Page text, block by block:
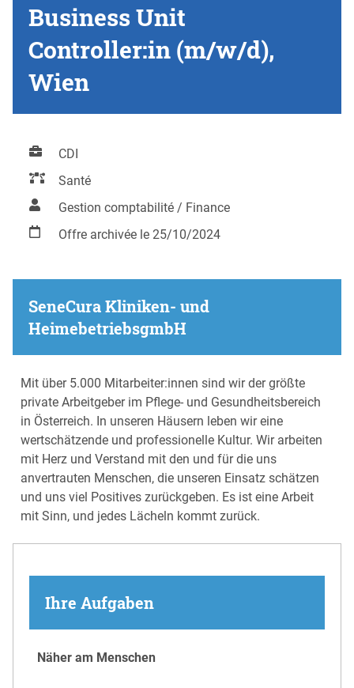
Business Unit
Controller:in (m/w/d),
Wien
CDI
Santé
Gestion comptabilité / Finance
Offre archivée le 25/10/2024
SeneCura Kliniken- und
HeimebetriebsgmbH
Mit über 5.000 Mitarbeiter:innen sind wir der größte
private Arbeitgeber im Pflege- und Gesundheitsbereich
in Österreich. In unseren Häusern leben wir eine
wertschätzende und professionelle Kultur. Wir arbeiten
mit Herz und Verstand mit den und für die uns
anvertrauten Menschen, die unseren Einsatz schätzen
und uns viel Positives zurückgeben. Es ist eine Arbeit
mit Sinn, und jedes Lächeln kommt zurück.
Ihre Aufgaben
Näher am Menschen